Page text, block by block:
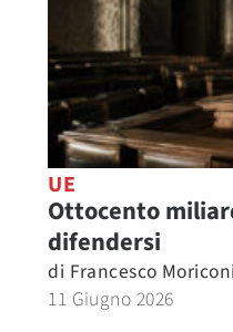
UE
Ottocento
difendersi
di Francesco Moriconi
11 Giugno 2026